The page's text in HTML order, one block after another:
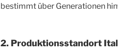
bestimmt über Generationen
2. Produktionsstandort